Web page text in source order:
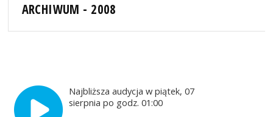
ARCHIWUM - 2008
Najbliższa audycja w piątek, 07
sierpnia po godz. 01:00